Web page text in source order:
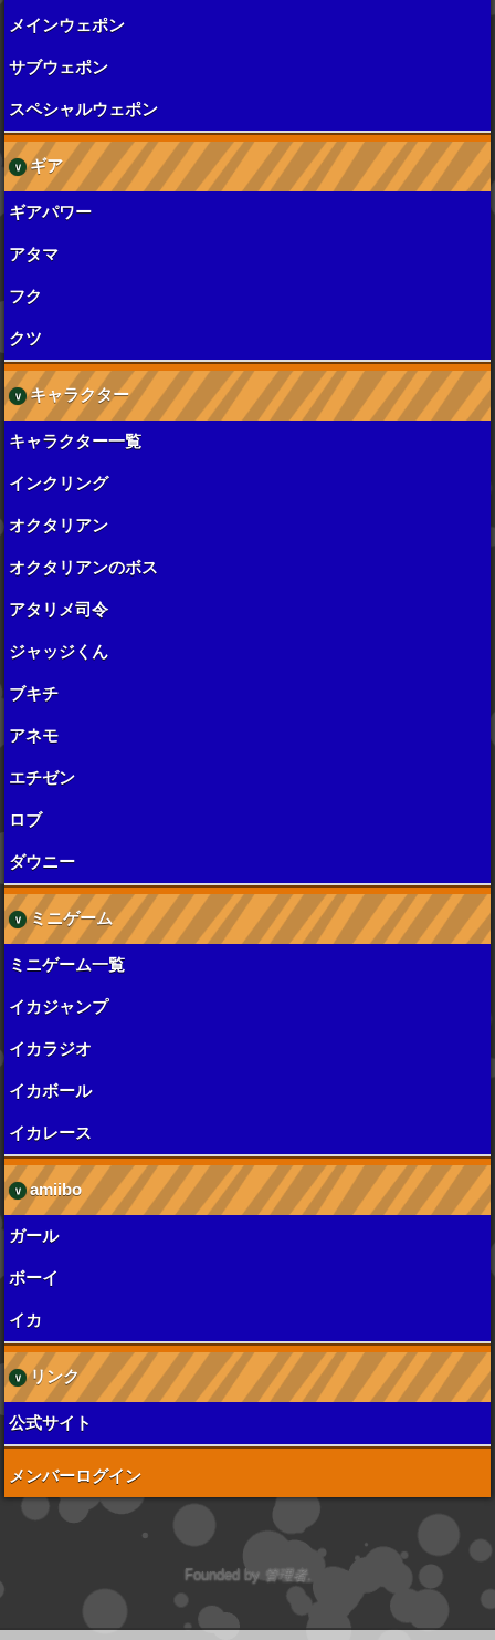
メインウェポン
サブウェポン
スペシャルウェポン
ギア
ギアパワー
アタマ
フク
クツ
キャラクター
キャラクター一覧
インクリング
オクタリアン
オクタリアンのボス
アタリメ司令
ジャッジくん
ブキチ
アネモ
エチゼン
ロブ
ダウニー
ミニゲーム
ミニゲーム一覧
イカジャンプ
イカラジオ
イカボール
イカレース
amiibo
ガール
ボーイ
イカ
リンク
公式サイト
メンバーログイン
Founded by 管理者.